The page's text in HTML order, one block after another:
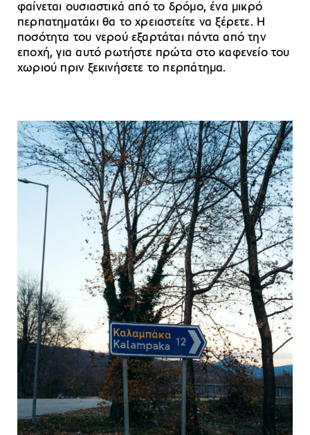
φαίνεται ουσιαστικά από το δρόμο, ένα μικρό
περπατηματάκι θα το χρειαστείτε να ξέρετε. Η
ποσότητα του νερού εξαρτάται πάντα από την
εποχή, για αυτό ρωτήστε πρώτα στο καφενείο του
χωριού πριν ξεκινήσετε το περπάτημα.